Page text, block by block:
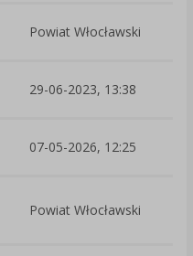
Powiat Włocławski
29-06-2023, 13:38
07-05-2026, 12:25
Powiat Włocławski